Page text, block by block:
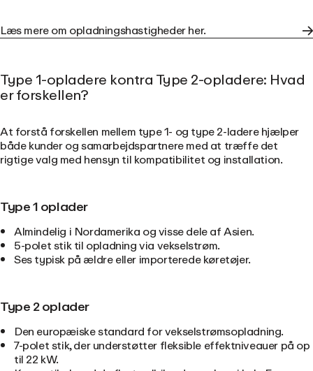
Læs mere om opladningshastigheder her.
Type 1-opladere kontra Type 2-opladere: Hvad
er forskellen?
At forstå forskellen mellem type 1- og type 2-ladere hjælper
både kunder og samarbejdspartnere med at træffe det
rigtige valg med hensyn til kompatibilitet og installation.
Type 1 oplader
Almindelig i Nordamerika og visse dele af Asien.
5-polet stik til opladning via vekselstrøm.
Ses typisk på ældre eller importerede køretøjer.
Type 2 oplader
Den europæiske standard for vekselstrømsopladning.
7-polet stik, der understøtter fleksible effektniveauer på op
til 22 kW.